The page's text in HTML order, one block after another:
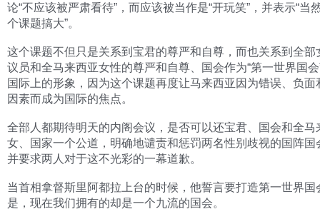
论“不应该被严肃看待”，而应该被当作是“开玩笑”，并表示“当
个课题搞大”。
这个课题不但只是关系到宝君的尊严和自尊，而也关系到全部
议员和全马来西亚女性的尊严和自尊、国会作为“第一世界国
国际上的形象，因为这个课题再度让马来西亚因为错误、负面
因素而成为国际的焦点。
全部人都期待明天的内阁会议，是否可以还宝君、国会和全马
女、国家一个公道，明确地谴责和惩罚两名性别歧视的国阵国
并要求两人对于这不光彩的一幕道歉。
当首相拿督斯里阿都拉上台的时候，他誓言要打造第一世界国
是，现在我们拥有的却是一个九流的国会。